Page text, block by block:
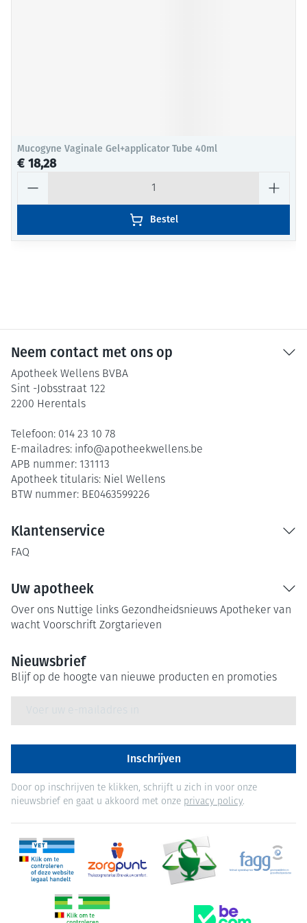
Mucogyne Vaginale Gel+applicator Tube 40ml
€ 18,28
Bestel
Neem contact met ons op
Apotheek Wellens BVBA
Sint -Jobsstraat 122
2200 Herentals
Telefoon: 014 23 10 78
E-mailadres: info@apotheekwellens.be
APB nummer: 131113
Apotheek titularis: Niel Wellens
BTW nummer: BE0463599226
Klantenservice
FAQ
Uw apotheek
Over ons Nuttige links Gezondheidsnieuws Apotheker van
wacht Voorschrift Zorgtarieven
Nieuwsbrief
Blijf op de hoogte van nieuwe producten en promoties
Inschrijven
Door op inschrijven te klikken, schrijft u zich in voor onze
nieuwsbrief en gaat u akkoord met onze privacy policy.